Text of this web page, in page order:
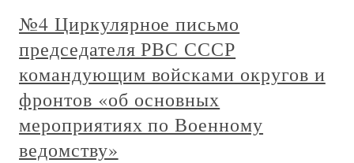
№4 Циркулярное письмо
председателя РВС СССР
командующим войсками округов и
фронтов «об основных
мероприятиях по Военному
ведомству»